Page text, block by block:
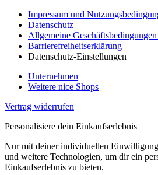
Impressum und
Datenschutz
Allgemeine
Barrierefreiheitserklärung
Datenschutz-Einstellungen
Unternehmen
Weitere nice Shops
Vertrag widerrufen
Personalisiere dein Einkaufserlebnis
Nur mit deiner individuellen
und weitere Technologien, um dir ein
Einkaufserlebnis zu bieten.